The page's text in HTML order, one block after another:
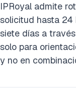
IPRoyal admite
solicitud hasta 24
siete días a
solo para
y no en